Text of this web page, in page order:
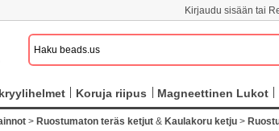
Kirjaudu sisään tai
Koruja riipus Magneettinen Lukot
> Ruostumaton teräs ketjut & Kaulakoru ketju >